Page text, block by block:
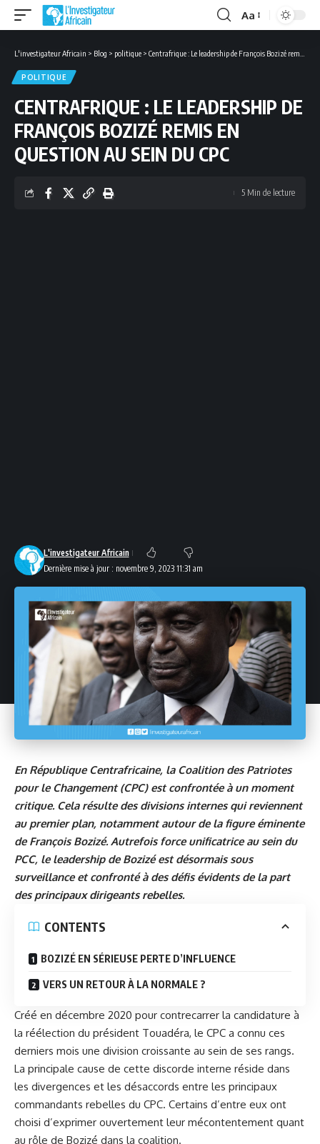
Font
Aa
L'investigateur Africain > Blog > politique > Centrafrique : Le leadership de François Bozizé remis en question au sein du CPC
POLITIQUE
CENTRAFRIQUE : LE LEADERSHIP DE
FRANÇOIS BOZIZÉ REMIS EN
QUESTION AU SEIN DU CPC
Dernière mise à jour : novembre 9, 2023 11:31 am
L'investigateur Africain
5 Min de lecture
En République Centrafricaine, la Coalition des Patriotes
pour le Changement (CPC) est confrontée à un moment
critique. Cela résulte des divisions internes qui reviennent
au premier plan, notamment autour de la figure éminente
de François Bozizé. Autrefois force unificatrice au sein du
PCC, le leadership de Bozizé est désormais sous
surveillance et confronté à des défis évidents de la part
des principaux dirigeants rebelles.
CONTENTS
BOZIZÉ EN SÉRIEUSE PERTE D’INFLUENCE
VERS UN RETOUR À LA NORMALE ?
Créé en décembre 2020 pour contrecarrer la candidature à
la réélection du président Touadéra, le CPC a connu ces
derniers mois une division croissante au sein de ses rangs.
La principale cause de cette discorde interne réside dans
les divergences et les désaccords entre les principaux
commandants rebelles du CPC. Certains d’entre eux ont
choisi d’exprimer ouvertement leur mécontentement quant
au rôle de Bozizé dans la coalition.